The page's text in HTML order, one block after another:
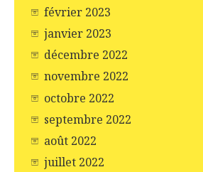
février 2023
janvier 2023
décembre 2022
novembre 2022
octobre 2022
septembre 2022
août 2022
juillet 2022